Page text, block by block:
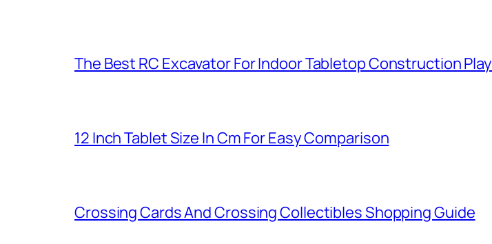
The Best RC Excavator For Indoor Tabletop Construction Play
12 Inch Tablet Size In Cm For Easy Comparison
Crossing Cards And Crossing Collectibles Shopping Guide